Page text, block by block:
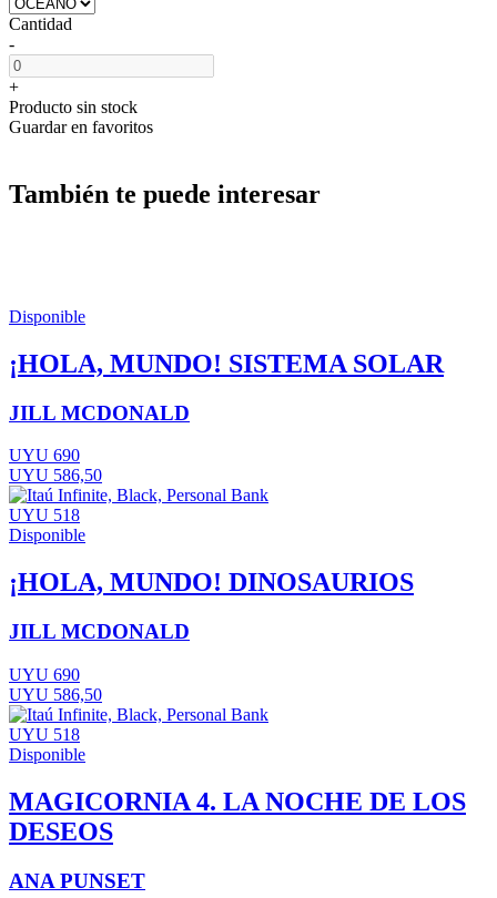
Cantidad
-
+
Producto sin stock
Guardar en favoritos
También te puede interesar
Disponible
¡HOLA, MUNDO! SISTEMA SOLAR
JILL MCDONALD
UYU 690
UYU 586,50
UYU 518
Disponible
¡HOLA, MUNDO! DINOSAURIOS
JILL MCDONALD
UYU 690
UYU 586,50
UYU 518
Disponible
MAGICORNIA 4. LA NOCHE DE LOS
DESEOS
ANA PUNSET